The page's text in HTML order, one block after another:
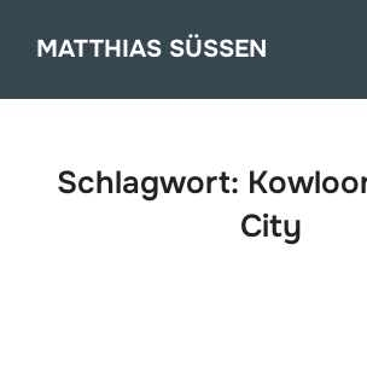
InhaltMATTHIAS SÜSSEN
Schlagwort:
City